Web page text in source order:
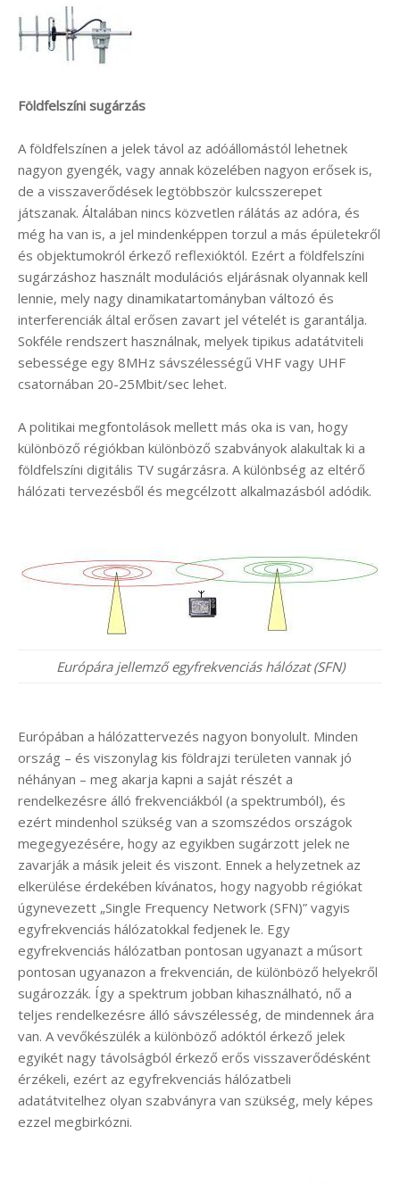
Földfelszíni sugárzás
A földfelszínen a jelek távol az adóállomástól lehetnek
nagyon gyengék, vagy annak közelében nagyon erősek is,
de a visszaverődések legtöbbször kulcsszerepet
játszanak. Általában nincs közvetlen rálátás az adóra, és
még ha van is, a jel mindenképpen torzul a más épületekről
és objektumokról érkező reflexióktól. Ezért a földfelszíni
sugárzáshoz használt modulációs eljárásnak olyannak kell
lennie, mely nagy dinamikatartományban változó és
interferenciák által erősen zavart jel vételét is garantálja.
Sokféle rendszert használnak, melyek tipikus adatátviteli
sebessége egy 8MHz sávszélességű VHF vagy UHF
csatornában 20-25Mbit/sec lehet.
A politikai megfontolások mellett más oka is van, hogy
különböző régiókban különböző szabványok alakultak ki a
földfelszíni digitális TV sugárzásra. A különbség az eltérő
hálózati tervezésből és megcélzott alkalmazásból adódik.
Európára jellemző egyfrekvenciás hálózat (SFN)
Európában a hálózattervezés nagyon bonyolult. Minden
ország – és viszonylag kis földrajzi területen vannak jó
néhányan – meg akarja kapni a saját részét a
rendelkezésre álló frekvenciákból (a spektrumból), és
ezért mindenhol szükség van a szomszédos országok
megegyezésére, hogy az egyikben sugárzott jelek ne
zavarják a másik jeleit és viszont. Ennek a helyzetnek az
elkerülése érdekében kívánatos, hogy nagyobb régiókat
úgynevezett „Single Frequency Network (SFN)” vagyis
egyfrekvenciás hálózatokkal fedjenek le. Egy
egyfrekvenciás hálózatban pontosan ugyanazt a műsort
pontosan ugyanazon a frekvencián, de különböző helyekről
sugározzák. Így a spektrum jobban kihasználható, nő a
teljes rendelkezésre álló sávszélesség, de mindennek ára
van. A vevőkészülék a különböző adóktól érkező jelek
egyikét nagy távolságból érkező erős visszaverődésként
érzékeli, ezért az egyfrekvenciás hálózatbeli
adatátvitelhez olyan szabványra van szükség, mely képes
ezzel megbirkózni.